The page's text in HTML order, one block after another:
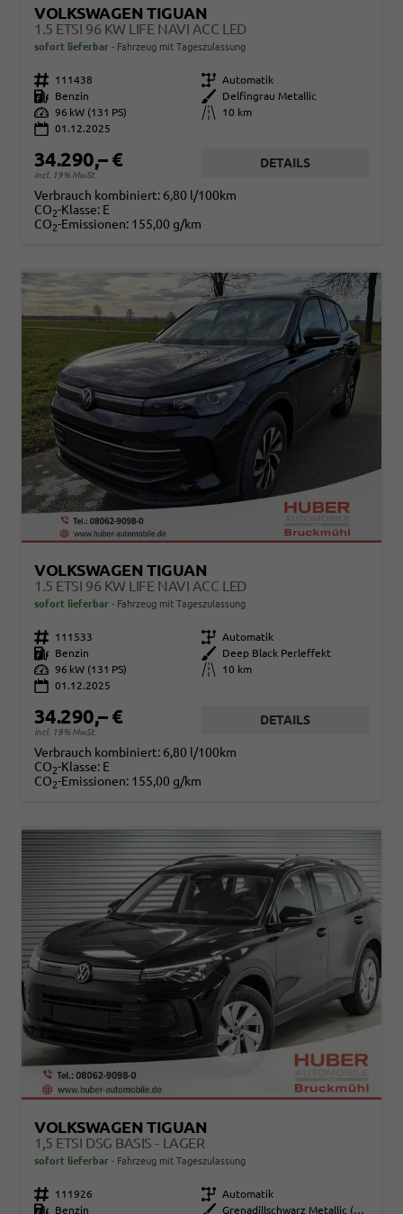
VOLKSWAGEN TIGUAN
1.5 ETSI 96 KW LIFE NAVI ACC LED
sofort lieferbar Fahrzeug mit Tageszulassung
Fahrzeugnr. 111438 Getriebe Automatik
Kraftstoff
Benzin Außenfarbe
Delfingrau Metallic
Leistung 96 kW (131 PS) Kilometerstand
10 km
01.12.2025
34.290,– €
incl. 19% MwSt.
DETAILS
Verbrauch kombiniert: 6,80 l/100km
CO2-Klasse: E
CO2-Emissionen: 155,00 g/km
VOLKSWAGEN TIGUAN
1.5 ETSI 96 KW LIFE NAVI ACC LED
sofort lieferbar Fahrzeug mit Tageszulassung
Fahrzeugnr. 111533 Getriebe Automatik
Kraftstoff
Benzin Außenfarbe
Deep Black Perleffekt
Leistung 96 kW (131 PS) Kilometerstand
10 km
01.12.2025
34.290,– €
incl. 19% MwSt.
DETAILS
Verbrauch kombiniert: 6,80 l/100km
CO2-Klasse: E
CO2-Emissionen: 155,00 g/km
VOLKSWAGEN TIGUAN
1,5 ETSI DSG BASIS - LAGER
sofort lieferbar Fahrzeug mit Tageszulassung
Fahrzeugnr. 111926 Getriebe Automatik
Kraftstoff
Benzin Außenfarbe Grenadillschwarz Metallic (0E)